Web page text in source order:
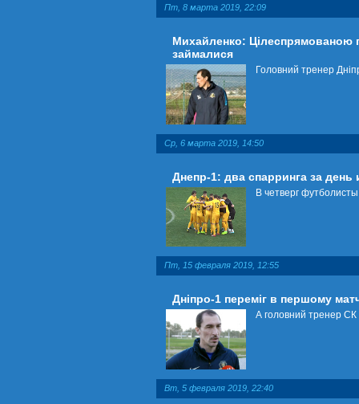
Пт, 8 марта 2019, 22:09
Михайленко: Цілеспрямованою
займалися
Головний тренер
Ср, 6 марта 2019, 14:50
Днепр-1: два спарринга за
В четверг
Пт, 15 февраля 2019, 12:55
Дніпро-1 переміг в першому
А головний тренер СК
Вт, 5 февраля 2019, 22:40